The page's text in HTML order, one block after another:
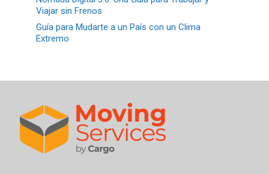
Viajar sin Frenos
Guía para Mudarte a un País con un Clima
Extremo